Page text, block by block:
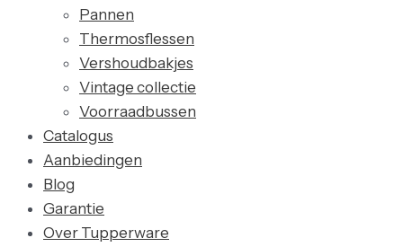
Pannen
Thermosflessen
Vershoudbakjes
Vintage collectie
Voorraadbussen
Catalogus
Aanbiedingen
Blog
Garantie
Over Tupperware